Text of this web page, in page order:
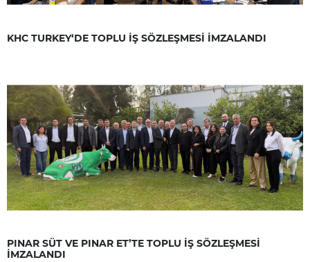
KHC TURKEY‘DE TOPLU İŞ SÖZLEŞMESİ İMZALANDI
PINAR SÜT VE PINAR ET’TE TOPLU İŞ SÖZLEŞMESİ
İMZALANDI